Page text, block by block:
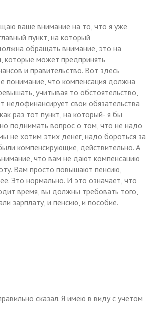
ваше внимание на то, что я уже
пункт, на который
обращать внимание, это на
которые может предпринять
и правительство. Вот здесь
понимание, что компенсация должна
учитывая то обстоятельство,
недофинансирует свои обязательства
раз тот пункт, на который- я бы
поднимать вопрос о том, что не надо
не хотим этих денег, надо бороться за
компенсирующие, действительно. А
что вам не дают компенсацию
Вам просто повышают пенсию,
Это нормально. И это означает, что
время, вы должны требовать того,
зарплату, и пенсию, и пособие.
сказал. Я имею в виду с учетом